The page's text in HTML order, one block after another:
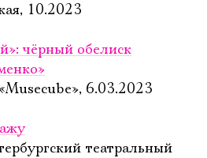
10.2023
чёрный обелиск
6.03.2023
театральный